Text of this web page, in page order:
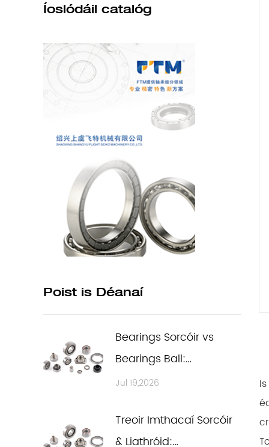
Íoslódáil catalóg
Poist is Déanaí
Bearings Sorcóir vs
Bearings Ball:
Comparáid Theicniúil
d'Iarratais Thionscail
Jul 19,2026
Treoir Imthacaí Sorcóir
& Liathróid: